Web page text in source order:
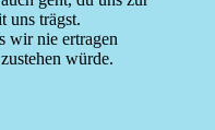
uns trägst.
wir nie ertragen
würde.